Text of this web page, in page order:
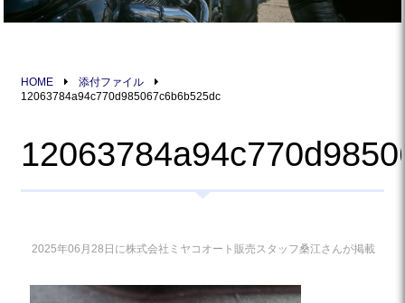
HOME
添付ファイル
12063784a94c770d985067c6b6b525dc
2025年06月28日に株式会社ミヤコオート販売スタッフ桑江さんが掲載